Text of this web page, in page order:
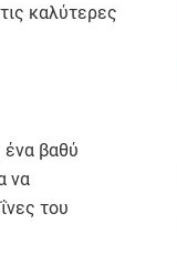
καλύτερες
ένα βαθύ
να
του